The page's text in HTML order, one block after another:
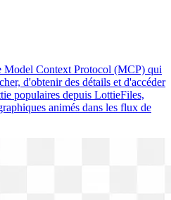
Model Context Protocol (MCP) qui
d'obtenir des détails et d'accéder
populaires depuis LottieFiles,
animés dans les flux de